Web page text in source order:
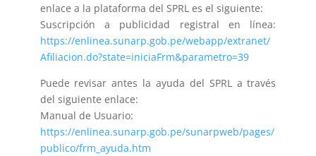
enlace a la plataforma del SPRL es el siguiente:
Suscripción a publicidad registral en línea:
https://enlinea.sunarp.gob.pe/webapp/extranet/
Afiliacion.do?state=iniciaFrm&parametro=39
Puede revisar antes la ayuda del SPRL a través
del siguiente enlace:
Manual de Usuario:
https://enlinea.sunarp.gob.pe/sunarpweb/pages/
publico/frm_ayuda.htm